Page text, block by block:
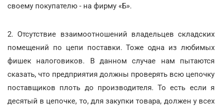
своему покупателю - на фирму «Б».
2. Отсутствие взаимоотношений владельцев складских
помещений по цепи поставки. Тоже одна из любимых
фишек налоговиков. В данном случае нам пытаются
сказать, что предприятия должны проверять всю цепочку
поставщиков плоть до производителя. То есть если я
десятый в цепочке, то, для закупки товара, должен у всех